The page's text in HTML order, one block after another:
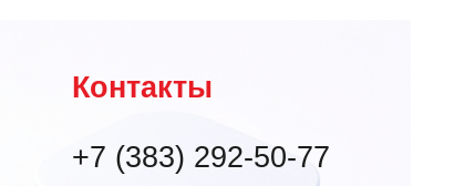
Контакты
+7 (383) 292-50-77